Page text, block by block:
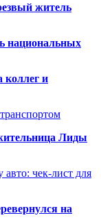
житель
национальных
и
Лиды
авто: чек-лист для
на